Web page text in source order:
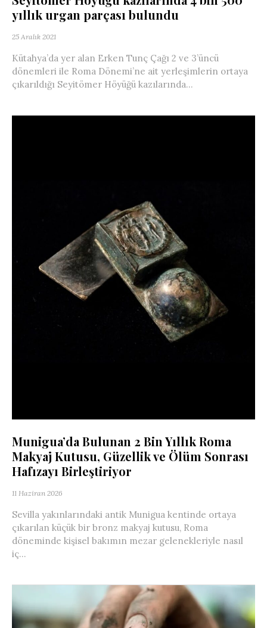
yıllık urgan parçası bulundu
25 Aralık 2021
Kütahya’da yer alan Erken Tunç Çağı 2 ve 3’üncü
dönemleri ile Roma Dönemi’ne ait yerleşimlerin ortaya
çıkarıldığı Seyitömer Höyüğü kazılarında...
Munigua’da Bulunan 2 Bin Yıllık Roma
Makyaj Kutusu, Güzellik ve Ölüm Sonrası
Hafızayı Birleştiriyor
11 Haziran 2026
Sevilla yakınlarındaki antik Munigua kentinde ortaya
çıkarılan küçük bir bronz makyaj kutusu, Roma
döneminde kişisel bakımın mezar gelenekleriyle nasıl
iç...